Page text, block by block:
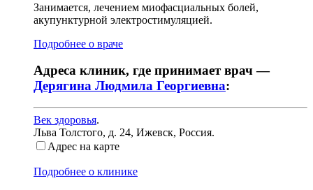
Занимается, лечением миофасциальных болей,
акупунктурной электростимуляцией.
Подробнее о враче
Адреса клиник, где принимает врач —
Дерягина Людмила Георгиевна:
Век здоровья.
Льва Толстого, д. 24, Ижевск, Россия.
Адрес на карте
Подробнее о клинике